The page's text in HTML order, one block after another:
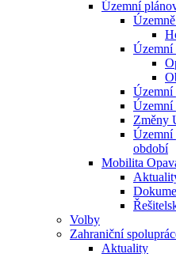
Územní
Územní
Územní
Územní
Změny
Územní
období
Mobilita
Volby
Zahraniční
Aktuality